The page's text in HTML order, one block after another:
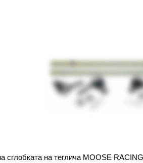
сглобката на теглича MOOSE